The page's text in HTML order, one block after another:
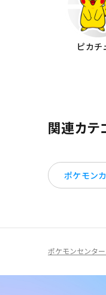
ピカチ
関連カテ
ポケモン
ポケモンセンタ